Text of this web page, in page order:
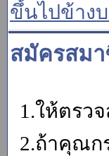
ขึ้นไปข้าง
สมัครสมา
1.ให้ตรว
2.ถ้าคุณก